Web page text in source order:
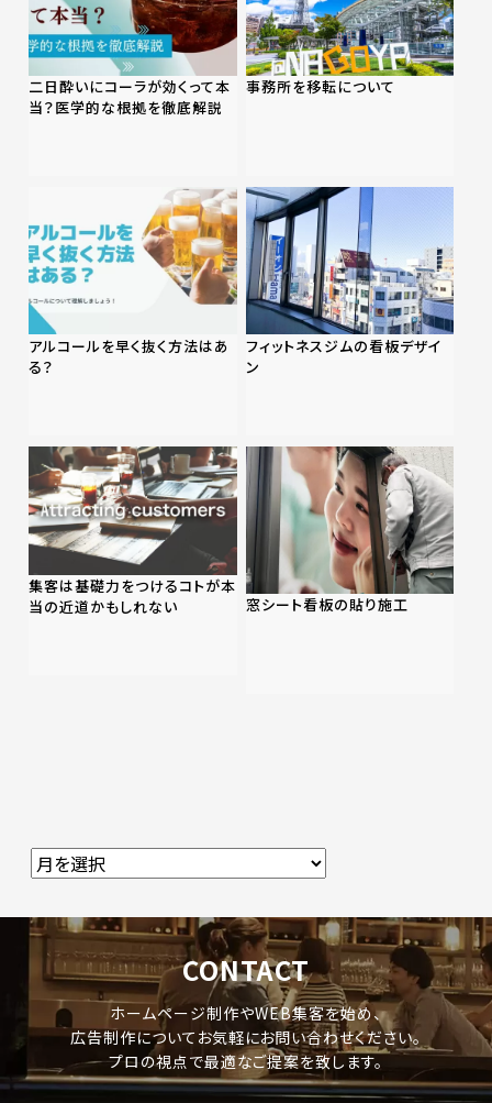
二日酔いにコーラが効くって本
当？医学的な根拠を徹底解説
事務所を移転について
アルコールを早く抜く方法はあ
る？
フィットネスジムの看板デザイ
ン
集客は基礎力をつけるコトが本
当の近道かもしれない
窓シート看板の貼り施工
CONTACT
ホームページ制作やWEB集客を始め、
広告制作についてお気軽にお問い合わせください。
プロの視点で最適なご提案を致します。